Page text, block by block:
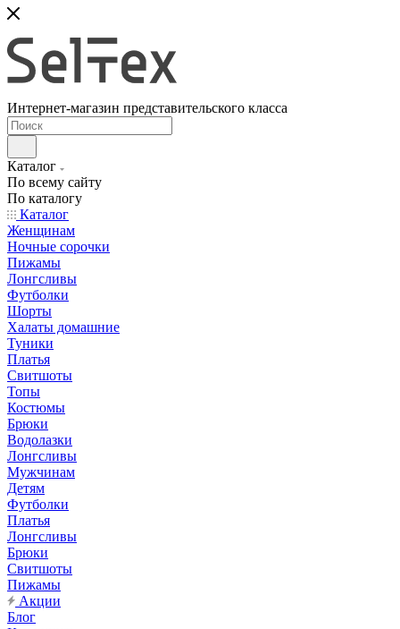
Интернет-магазин представительского класса
Каталог
По всему сайту
По каталогу
Каталог
Женщинам
Ночные сорочки
Пижамы
Лонгсливы
Футболки
Шорты
Халаты домашние
Туники
Платья
Свитшоты
Топы
Костюмы
Брюки
Водолазки
Лонгсливы
Мужчинам
Детям
Футболки
Платья
Лонгсливы
Брюки
Свитшоты
Пижамы
Акции
Блог